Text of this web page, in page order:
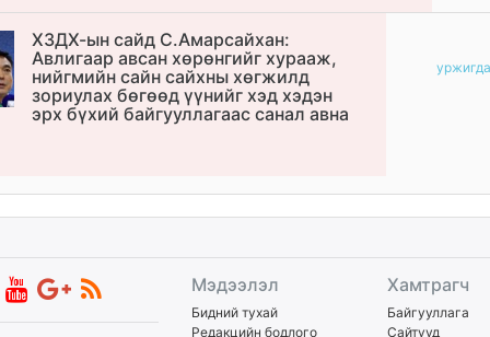
ХЗДХ-ын сайд С.Амарсайхан:
Авлигаар авсан хөрөнгийг хурааж,
нийгмийн сайн сайхны хөгжилд
зориулах бөгөөд үүнийг хэд хэдэн
эрх бүхий байгууллагаас санал авна
Мэдээлэл
Бидний тухай
Редакцийн бодлого
Хамтрагч
Байгууллага
Сайтууд